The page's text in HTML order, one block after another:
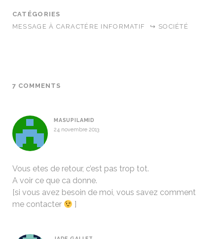
CATÉGORIES
MESSAGE À CARACTÉRE INFORMATIF
↪ SOCIÉTÉ
7 COMMENTS
MASUPILAMID
24 novembre 2013
Vous etes de retour, c’est pas trop tot.
A voir ce que ca donne.
[si vous avez besoin de moi, vous savez comment
me contacter
]